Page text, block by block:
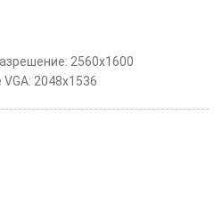
2560x1600
2048x1536